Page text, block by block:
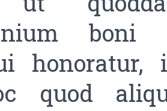
boni
honoratur,
quod